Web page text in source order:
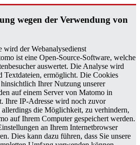
wegen der Ver­wen­dung von
wird der Webanalysedienst
ist eine Open-Source-Software, welche
auswertet. Die Analyse wird
Textdateien, ermöglicht. Die Cookies
Ihrer Nutzung unserer
auf einem Server von Matomo in
Ihre IP-Adresse wird noch zuvor
allerdings die Möglichkeit, zu verhindern,
auf Ihrem Computer gespeichert werden.
an Ihrem Internetbrowser
Dies kann dazu führen, dass Sie unsere